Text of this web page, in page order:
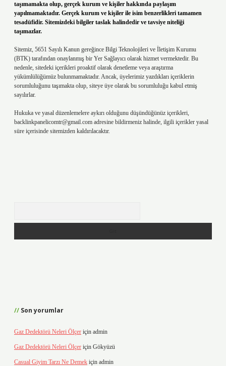
taşımamakta olup, gerçek kurum ve kişiler hakkında paylaşım
yapılmamaktadır. Gerçek kurum ve kişiler ile isim benzerlikleri tamamen
tesadüfidir. Sitemizdeki bilgiler taslak halindedir ve tavsiye niteliği
taşımazlar.
Sitemiz, 5651 Sayılı Kanun gereğince Bilgi Teknolojileri ve İletişim Kurumu
(BTK) tarafından onaylanmış bir Yer Sağlayıcı olarak hizmet vermektedir. Bu
nedenle, sitedeki içerikleri proaktif olarak denetleme veya araştırma
yükümlülüğümüz bulunmamaktadır. Ancak, üyelerimiz yazdıkları içeriklerin
sorumluluğunu taşımakta olup, siteye üye olarak bu sorumluluğu kabul etmiş
sayılırlar.
Hukuka ve yasal düzenlemelere aykırı olduğunu düşündüğünüz içerikleri,
backlinkpanelicomtr@gmail.com adresine bildirmeniz halinde, ilgili içerikler yasal
süre içerisinde sitemizden kaldırılacaktır.
Son yorumlar
Gaz Dedektörü Neleri Ölçer için admin
Gaz Dedektörü Neleri Ölçer için Gökyüzü
Casual Giyim Tarzı Ne Demek için admin